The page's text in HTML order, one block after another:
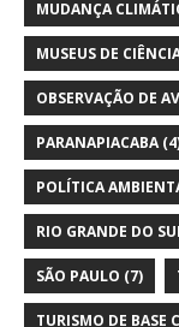
MUDANÇA
MUSEUS DE
OBSERVAÇÃO DE
PARANAPIACABA
POLÍTICA
RIO GRANDE DO
SÃO PAULO (7)
TURISMO DE BASE